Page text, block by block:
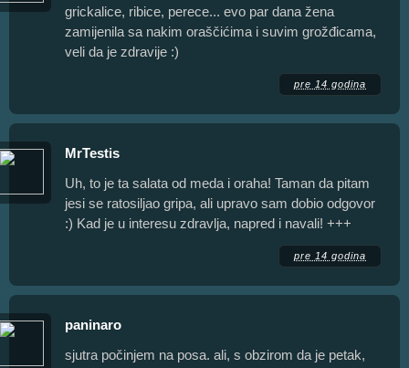
grickalice, ribice, perece... evo par dana žena
zamijenila sa nakim oraščićima i suvim grožđicama,
veli da je zdravije :)
pre 14 godina
MrTestis
Uh, to je ta salata od meda i oraha! Taman da pitam
jesi se ratosiljao gripa, ali upravo sam dobio odgovor
:) Kad je u interesu zdravlja, napred i navali! +++
pre 14 godina
paninaro
sjutra počinjem na posa. ali, s obzirom da je petak,